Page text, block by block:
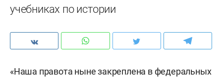
учебниках по истории
«Наша правота ныне закреплена в федеральных